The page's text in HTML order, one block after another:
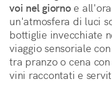
voi nel giorno e
un'atmosfera di luci
bottiglie invecchiate
viaggio sensoriale
tra pranzo o cena
vini raccontati e